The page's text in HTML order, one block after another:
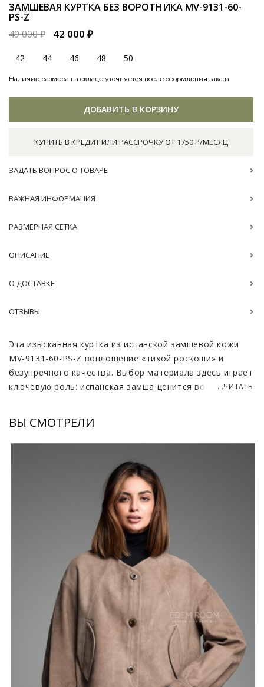
ЗАМШЕВАЯ КУРТКА БЕЗ ВОРОТНИКА MV-9131-60-
PS-Z
49 000 ₽
42 000 ₽
42 44 46 48 50
Наличие размера на складе уточняется после оформления заказа
ДОБАВИТЬ В КОРЗИНУ
КУПИТЬ В КРЕДИТ ИЛИ РАССРОЧКУ ОТ 1750 Р/МЕСЯЦ
ЗАДАТЬ ВОПРОС О ТОВАРЕ
ВАЖНАЯ ИНФОРМАЦИЯ
РАЗМЕРНАЯ СЕТКА
ОПИСАНИЕ
О ДОСТАВКЕ
ОТЗЫВЫ
Эта изысканная куртка из испанской замшевой кожи
MV-9131-60-PS-Z воплощение «тихой роскоши» и
безупречного качества. Выбор материала здесь играет
ключевую роль: испанская замша ценится во всем мире
эксклюзивного аксессуара. Нежный пастельный
оттенок подчеркивает благородную фактуру кожи,
категорию премиального стиля.
Лаконичный крой без воротника это сознательный
акцент на чистоте линий и минимализме, что
характерно для гардероба женщин с высоким
социальным статусом. Длина до 60 сантиметров
делает модель универсальной и динамичной, позволяя
ей стать идеальным завершением как для строгого
платья-футляра, так и для элегантных повседневных
комплектов. Безупречное турецкое производство
гарантирует высочайшее качество сборки: каждый шов
и край обработаны с ювелирной точностью, что
обеспечивает идеальную посадку по фигуре.
Эта куртка создана для тех, кто предпочитает
сдержанную элегантность и привык окружать себя
вещами самого высокого класса. Отсутствие лишнего
...ЧИТАТЬ
ВЫ СМОТРЕЛИ